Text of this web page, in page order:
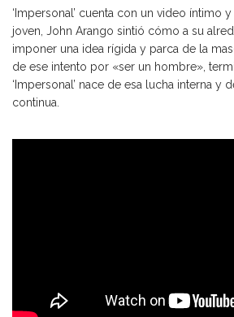
‘Impersonal’ cuenta con un video íntimo
joven, John Arango sintió cómo a su
imponer una idea rígida y parca de la
de ese intento por «ser un hombre»,
‘Impersonal’ nace de esa lucha interna y
continua.